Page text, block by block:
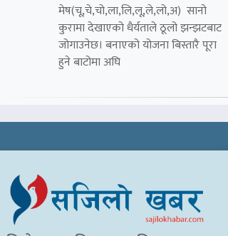
मेष(चू,चे,चो,ला,लि,लू,ले,लो,अ) सानो
कुरामा देखाएको धैर्यताले ठूलो झन्झटबाट
जोगाउनेछ। बनाएको योजना बिस्तारै पूरा
हुने बाटोमा अघि